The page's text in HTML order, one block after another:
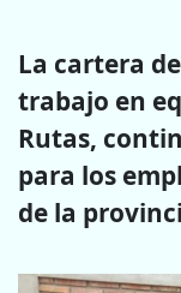
La cartera
trabajo en
Rutas,
para los
de la